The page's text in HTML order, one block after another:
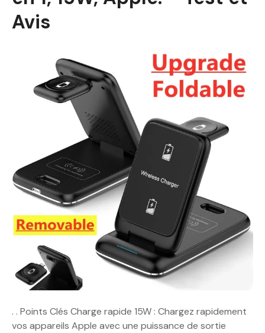
Avis
. . Points Clés Charge rapide 15W : Chargez rapidement
vos appareils Apple avec une puissance de sortie